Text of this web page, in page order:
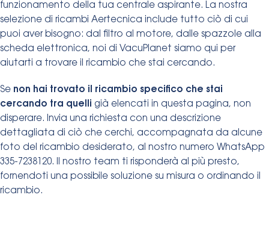
funzionamento della tua centrale aspirante. La nostra
selezione di ricambi Aertecnica include tutto ciò di cui
puoi aver bisogno: dal filtro al motore, dalle spazzole alla
scheda elettronica, noi di VacuPlanet siamo qui per
aiutarti a trovare il ricambio che stai cercando.
Se non hai trovato il ricambio specifico che stai
cercando tra quelli già elencati in questa pagina, non
disperare. Invia una richiesta con una descrizione
dettagliata di ciò che cerchi, accompagnata da alcune
foto del ricambio desiderato, al nostro numero WhatsApp
335-7238120. Il nostro team ti risponderà al più presto,
fornendoti una possibile soluzione su misura o ordinando il
ricambio.